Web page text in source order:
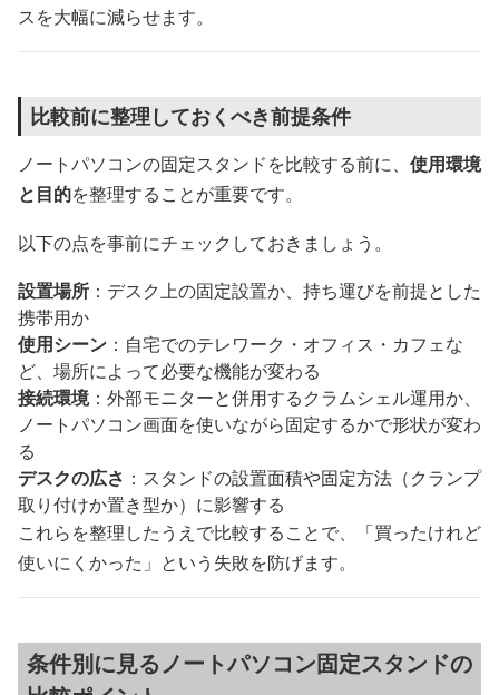
スを大幅に減らせます。
比較前に整理しておくべき前提条件
ノートパソコンの固定スタンドを比較する前に、 使用環境
と目的を整理することが重要です。
以下の点を事前にチェックしておきましょう。
設置場所 ：デスク上の固定設置か、持ち運びを前提とした
携帯用か
使用シーン ：自宅でのテレワーク・オフィス・カフェな
ど、場所によって必要な機能が変わる
接続環境：外部モニターと併用するクラムシェル運用か、
ノートパソコン画面を使いながら固定するかで形状が変わ
る
デスクの広さ ：スタンドの設置面積や固定方法（クランプ
取り付けか置き型か）に影響する
これらを整理したうえで比較することで、「買ったけれど
使いにくかった」という失敗を防げます。
条件別に見るノートパソコン固定スタンドの